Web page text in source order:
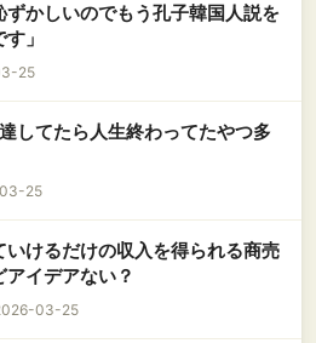
かしいのでもう孔子韓国人説を
」
25
してたら人生終わってたやつ多
25
いけるだけの収入を得られる商売
アイデアない？
03-25